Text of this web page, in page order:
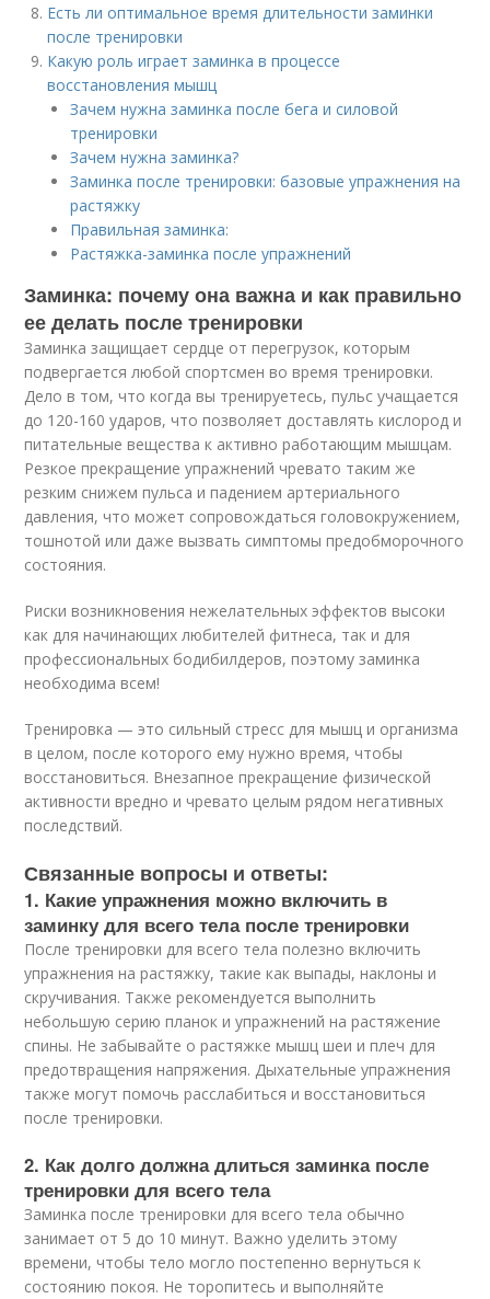
Есть ли оптимальное время длительности заминки
после тренировки
Какую роль играет заминка в процессе
восстановления мышц
Зачем нужна заминка после бега и силовой
тренировки
Зачем нужна заминка?
Заминка после тренировки: базовые упражнения на
растяжку
Правильная заминка:
Растяжка-заминка после упражнений
Заминка: почему она важна и как правильно
ее делать после тренировки
Заминка защищает сердце от перегрузок, которым
подвергается любой спортсмен во время тренировки.
Дело в том, что когда вы тренируетесь, пульс учащается
до 120-160 ударов, что позволяет доставлять кислород и
питательные вещества к активно работающим мышцам.
Резкое прекращение упражнений чревато таким же
резким снижем пульса и падением артериального
давления, что может сопровождаться головокружением,
тошнотой или даже вызвать симптомы предобморочного
состояния.
Риски возникновения нежелательных эффектов высоки
как для начинающих любителей фитнеса, так и для
профессиональных бодибилдеров, поэтому заминка
необходима всем!
Тренировка — это сильный стресс для мышц и организма
в целом, после которого ему нужно время, чтобы
восстановиться. Внезапное прекращение физической
активности вредно и чревато целым рядом негативных
последствий.
Связанные вопросы и ответы:
1. Какие упражнения можно включить в
заминку для всего тела после тренировки
После тренировки для всего тела полезно включить
упражнения на растяжку, такие как выпады, наклоны и
скручивания. Также рекомендуется выполнить
небольшую серию планок и упражнений на растяжение
спины. Не забывайте о растяжке мышц шеи и плеч для
предотвращения напряжения. Дыхательные упражнения
также могут помочь расслабиться и восстановиться
после тренировки.
2. Как долго должна длиться заминка после
тренировки для всего тела
Заминка после тренировки для всего тела обычно
занимает от 5 до 10 минут. Важно уделить этому
времени, чтобы тело могло постепенно вернуться к
состоянию покоя. Не торопитесь и выполняйте